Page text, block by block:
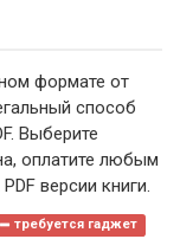
формате от
способ
Выберите
оплатите любым
версии книги.
требуется гаджет